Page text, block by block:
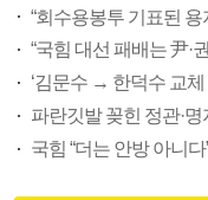
“국힘 대선 패배는 尹·
‘김문수 → 한덕수 교체
국힘 “더는 안방 아니